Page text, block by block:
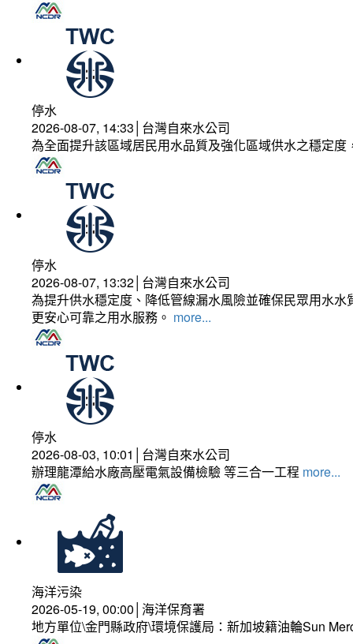
停水
2026-08-07, 14:33│台灣自來水公司
為全面提升該區域居民用水品質及強化區域供水之穩定
停水
2026-08-07, 13:32│台灣自來水公司
為提升供水穩定度、降低管線漏水風險並確保民眾用水
更安心可靠之用水服務。 more...
停水
2026-08-03, 10:01│台灣自來水公司
辦理龍潭給水廠高壓電氣設備檢驗 等三合一工程 more...
海洋污染
2026-05-19, 00:00│海洋保育署
地方單位\金門縣政府\環境保護局：新加坡籍油輪Sun